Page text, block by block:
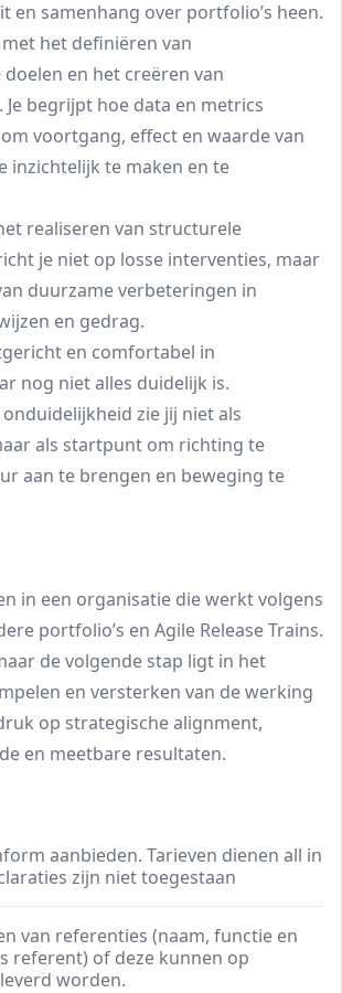
en samenhang over portfolio’s heen.
het definiëren van
en het creëren van
begrijpt hoe data en metrics
voortgang, effect en waarde van
inzichtelijk te maken en te
realiseren van structurele
je niet op losse interventies, maar
duurzame verbeteringen in
en gedrag.
en comfortabel in
nog niet alles duidelijk is.
zie jij niet als
als startpunt om richting te
aan te brengen en beweging te
in een organisatie die werkt volgens
portfolio’s en Agile Release Trains.
de volgende stap ligt in het
en versterken van de werking
op strategische alignment,
en meetbare resultaten.
aanbieden. Tarieven dienen all in
zijn niet toegestaan
van referenties (naam, functie en
referent) of deze kunnen op
worden.